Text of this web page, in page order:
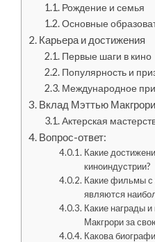
Рождение и семья
Основные
Карьера и достижения
Первые шаги в кино
Популярность и
Международное
Вклад Мэттью
Актерская
Вопрос-ответ:
Какие
киноиндустрии?
Какие фильмы с
являются
Какие награды
Макгрори за
Какова